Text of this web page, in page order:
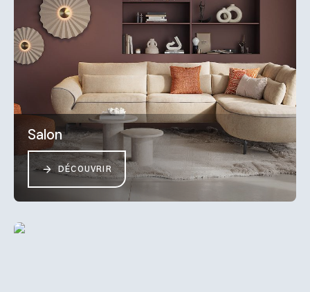
Salon
DÉCOUVRIR